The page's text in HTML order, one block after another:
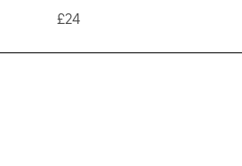
£24